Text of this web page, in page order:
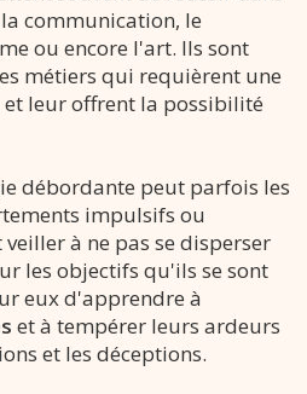
communication, le
ou encore l'art. Ils sont
métiers qui requièrent une
leur offrent la possibilité
débordante peut parfois les
impulsifs ou
à ne pas se disperser
les objectifs qu'ils se sont
eux d'apprendre à
et à tempérer leurs ardeurs
et les déceptions.